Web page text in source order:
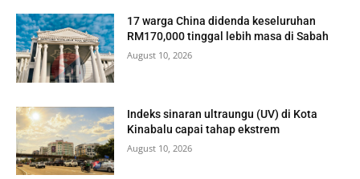
17 warga China didenda keseluruhan
RM170,000 tinggal lebih masa di Sabah
August 10, 2026
Indeks sinaran ultraungu (UV) di Kota
Kinabalu capai tahap ekstrem
August 10, 2026